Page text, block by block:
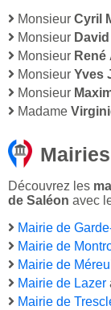
Monsieur Cyril
Monsieur
Monsieur René
Monsieur Yves
Monsieur
Madame
Découvrez les
de Saléon avec
Mairie de
Mairie de
Mairie de
Mairie de Lazer
Mairie de